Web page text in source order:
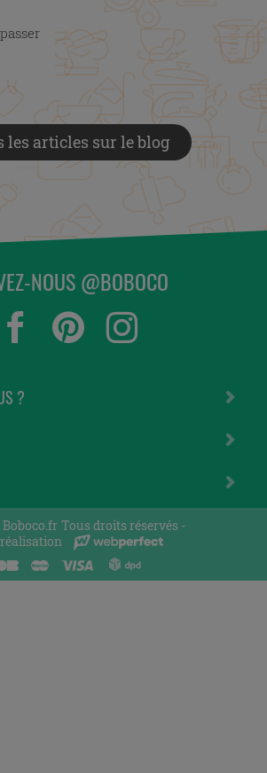
les articles sur le blog
?
NOUS @BOBOCO
Boboco.fr Tous droits réservés -